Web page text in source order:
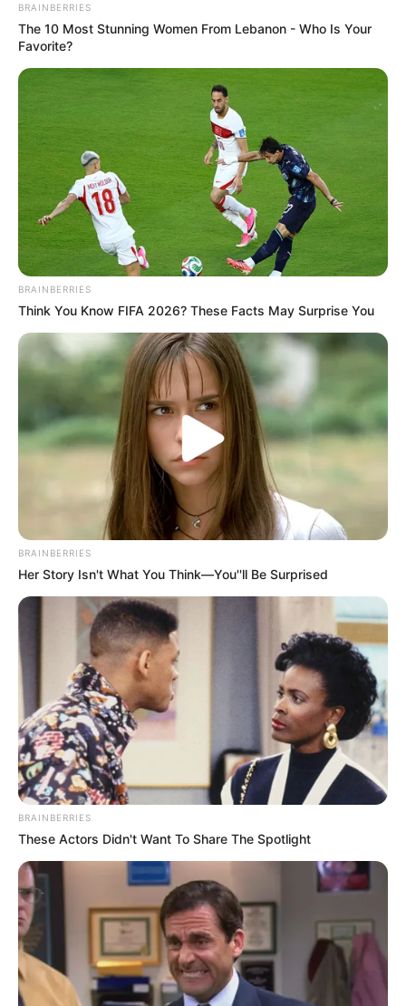
The Massive Snake That's Redefining 'Giant'—
Bigger Than Anacondas
Why this ordinary drink is the secret to feeling
your best every day
CTA FAVORITE
DNA Analysis Revealed The Sick Truth About
Ancient Vikings
BRAINBERRIES
Enter A World Of Weirdness: 8 Horror Movies
Where Nobody Dies
BRAINBERRIES
This 'Blue Pill Killer' Has Men Over 40 Going Crazy
MEN'S VITALITY
BRAINBERRIES
The 10 Most Stunning Women From Lebanon - Who Is Your
Favorite?
BRAINBERRIES
Think You Know FIFA 2026? These Facts May Surprise You
BRAINBERRIES
Her Story Isn't What You Think—You''ll Be Surprised
BRAINBERRIES
These Actors Didn't Want To Share The Spotlight